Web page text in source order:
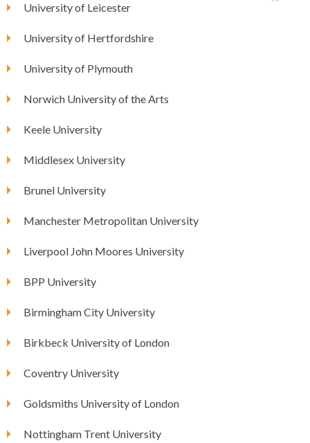
University of Leicester
University of Hertfordshire
University of Plymouth
Norwich University of the Arts
Keele University
Middlesex University
Brunel University
Manchester Metropolitan University
Liverpool John Moores University
BPP University
Birmingham City University
Birkbeck University of London
Coventry University
Goldsmiths University of London
Nottingham Trent University